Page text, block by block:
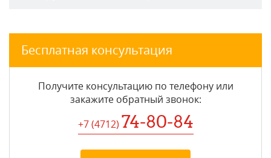
Бесплатная консультация
Получите консультацию по телефону или
закажите обратный звонок:
+7 (4712) 74-80-84